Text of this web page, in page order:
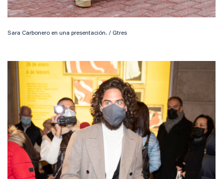
Sara Carbonero en una presentación. / Gtres